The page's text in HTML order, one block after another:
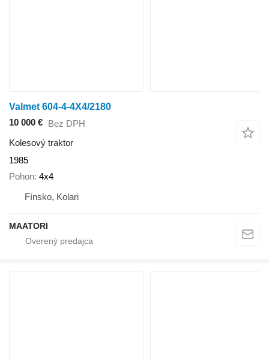
Valmet 604-4-4X4/2180
10 000 € Bez DPH
Kolesový traktor
1985
Pohon 4x4
Fínsko, Kolari
MAATORI